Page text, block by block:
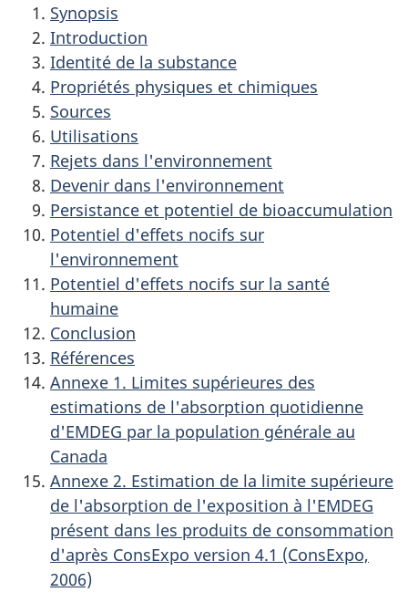
Synopsis
Introduction
Identité de la substance
Propriétés physiques et chimiques
Sources
Utilisations
Rejets dans l'environnement
Devenir dans l'environnement
Persistance et potentiel de bioaccumulation
Potentiel d'effets nocifs sur
l'environnement
Potentiel d'effets nocifs sur la santé
humaine
Conclusion
Références
Annexe 1. Limites supérieures des
estimations de l'absorption quotidienne
d'EMDEG par la population générale au
Canada
Annexe 2. Estimation de la limite supérieure
de l'absorption de l'exposition à l'EMDEG
présent dans les produits de consommation
d'après ConsExpo version 4.1 (ConsExpo,
2006)